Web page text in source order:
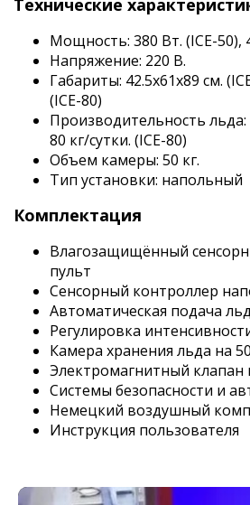
Технические
Мощность: 380 Вт. (ICE-50),
Напряжение: 220 В.
Габариты: 42.5х61х89 см.
(ICE-80)
Производительность льда:
80 кг/сутки. (ICE-80)
Объем камеры: 50 кг.
Тип установки: напольный
Комплектация
Влагозащищённый
пульт
Сенсорный контроллер
Автоматическая подача
Регулировка
Камера хранения льда на
Электромагнитный
Системы безопасности и
Немецкий воздушный
Инструкция пользователя